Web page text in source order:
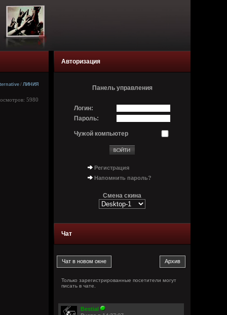
/ ЛИНИЯ
5980
Авторизация
Панель управления
Логин:
Пароль:
Чужой компьютер
Регистрация
Напомнить пароль?
Смена скина
Чат
Только зарегистрированные посетители могут
писать в чате.
Bestial